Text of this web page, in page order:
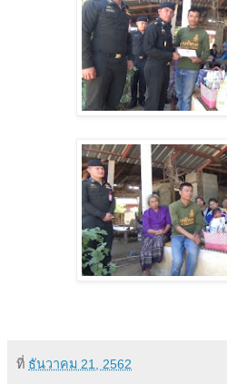
ที่ ธันวาคม 21, 2562